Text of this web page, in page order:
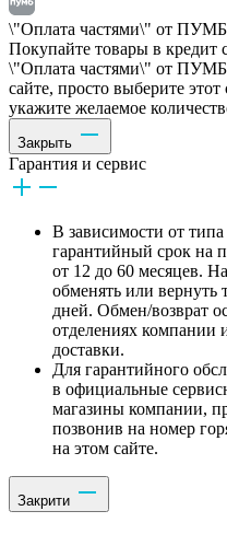
\"Оплата частями\" от ПУМБ
Покупайте товары в кредит
\"Оплата частями\" от ПУМБ.
сайте, просто выберите
укажите желаемое
Закрыть
Гарантия и сервис
В зависимости от
гарантийный срок на
от 12 до 60 месяцев.
обменять или вернуть
дней. Обмен/возврат
отделениях
доставки.
Для гарантийного
в официальные
магазины компании,
позвонив на номер
на этом сайте.
Закрити